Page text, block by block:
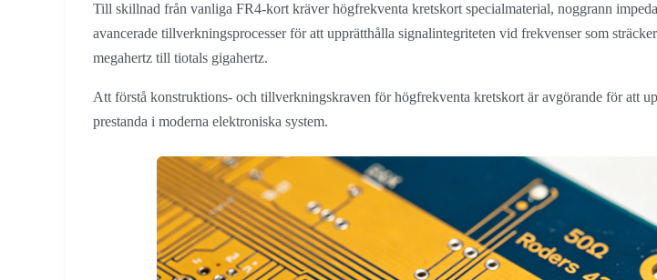
Till skillnad från vanliga FR4-kort kräver högfrekventa kretskort specialmaterial, noggrann
avancerade tillverkningsprocesser för att upprätthålla signalintegriteten vid frekvenser som
megahertz till tiotals gigahertz.
Att förstå konstruktions- och tillverkningskraven för högfrekventa kretskort är avgörande för att
prestanda i moderna elektroniska system.